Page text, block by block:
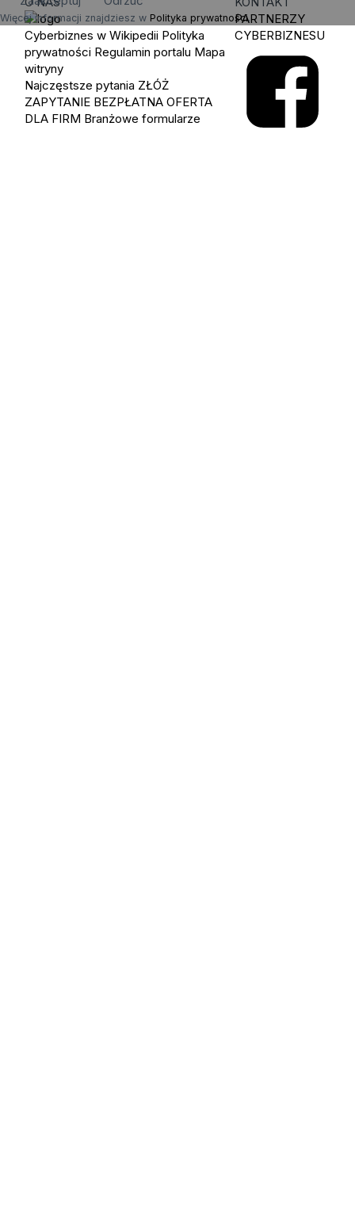
Więcej informacji znajdziesz w Polityka prywatności.
Cyberbiznes w Wikipedii Polityka
prywatności Regulamin portalu Mapa
witryny
Najczęstsze pytania ZŁÓŻ
ZAPYTANIE BEZPŁATNA OFERTA
DLA FIRM Branżowe formularze
PARTNERZY
CYBERBIZNESU